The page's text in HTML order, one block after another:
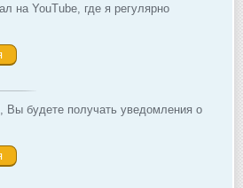
на YouTube, где я регулярно
, Вы будете получать уведомления о